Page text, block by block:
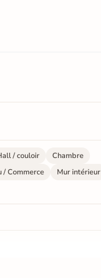
/ couloir
Chambre
/ Commerce
Mur intérieur